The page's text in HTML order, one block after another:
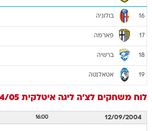
16 בולוניה
17 פארמה
18 ברשיה
19 אטאלנטה
לוח משחקים לצ'ה ליגה איטלקית 2004/05
12/09/2004
16:00